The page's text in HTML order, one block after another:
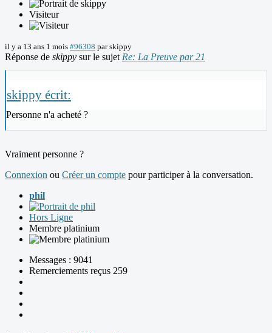
Visiteur
il y a 13 ans 1 mois #96308 parskippy
Réponse de skippy sur le sujet Re: La Preuve par 21
skippy écrit:
Personne n'a acheté ?
Vraiment personne ?
Connexion ou Créer un compte pour participer à la conversation.
phil
Hors Ligne
Membre platinium
Messages : 9041
Remerciements reçus 259